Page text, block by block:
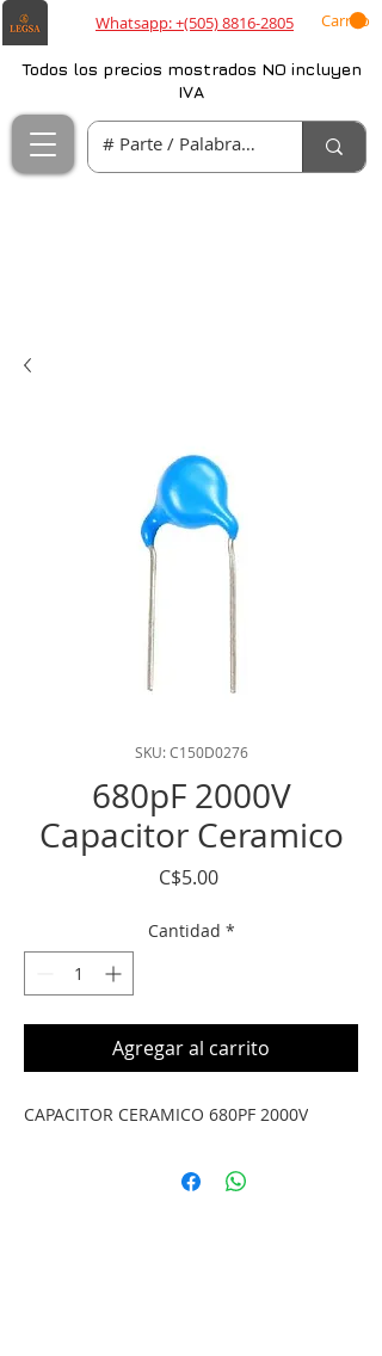
Whatsapp: +(505) 8816-2805 Carrito
Todos los precios mostrados NO incluyen
IVA
SKU: C150D0276
680pF 2000V
Capacitor Ceramico
C$5.00Precio
Cantidad *
Agregar al carrito
CAPACITOR CERAMICO 680PF 2000V